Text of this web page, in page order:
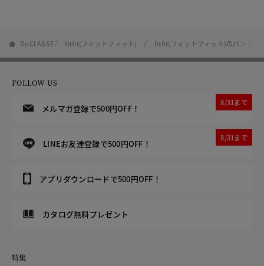
DoCLASSE fitfit(フィットフィット) fitfit(フィットフィット)のパンプス
FOLLOW US
メルマガ登録で500円OFF！
8/31まで
LINEお友達登録で500円OFF！
8/31まで
アプリダウンロードで500円OFF！
カタログ無料プレゼント
特集